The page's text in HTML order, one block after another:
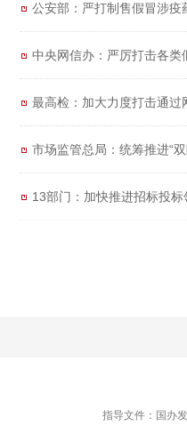
公安部：严打制售假冒涉疫
中央网信办：严厉打击各类
最高检：加大力度打击通过
市场监管总局：统筹推进“
13部门：加快推进招标投
指导文件：国办